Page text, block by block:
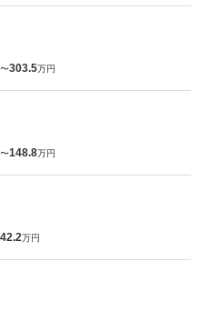
303.5万円
148.8万円
万円